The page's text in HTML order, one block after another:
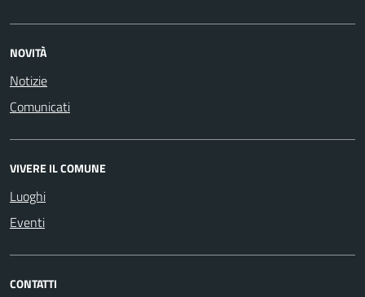
NOVITÀ
Notizie
Comunicati
VIVERE IL COMUNE
Luoghi
Eventi
CONTATTI